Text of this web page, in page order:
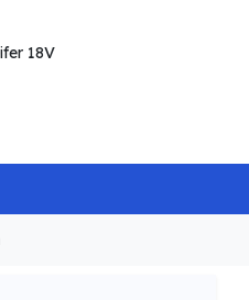
18V